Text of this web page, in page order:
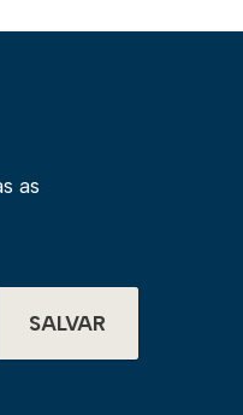
as
SALVAR